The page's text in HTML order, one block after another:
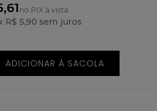
no PIX à vista
R$ 5,90 sem juros
ADICIONAR À SACOLA